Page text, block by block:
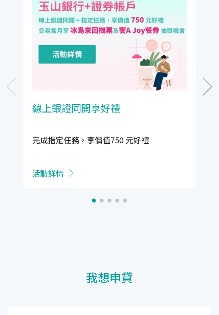
線上銀證同開享好禮
完成指定任務，享價值750 元好禮
活動詳情
我想申貸